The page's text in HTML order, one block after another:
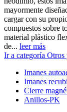
mayormente
cargar con su
compuestos sobre
material plástico
de... leer más
Ir a categoría Otros
Imanes
Imanes
Cierre
Anillos-PK